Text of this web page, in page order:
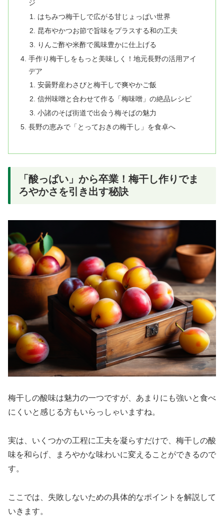
ジ
はちみつ梅干しで広がる甘じょっぱい世界
昆布やかつお節で旨味をプラスする和の工夫
りんご酢や米酢で風味豊かに仕上げる
手作り梅干しをもっと美味しく！地元長野の活用アイ
デア
安曇野産わさびと梅干しで爽やかご飯
信州味噌と合わせて作る「梅味噌」の絶品レシピ
小諸のそば街道で出会う梅そばの魅力
長野の恵みで「とっておきの梅干し」を食卓へ
「酸っぱい」から卒業！梅干し作りでま
ろやかさを引き出す秘訣
梅干しの酸味は魅力の一つですが、あまりにも強いと食べ
にくいと感じる方もいらっしゃいますね。
実は、いくつかの工程に工夫を凝らすだけで、梅干しの酸
味を和らげ、まろやかな味わいに変えることができるので
す。
ここでは、失敗しないための具体的なポイントを解説して
いきます。